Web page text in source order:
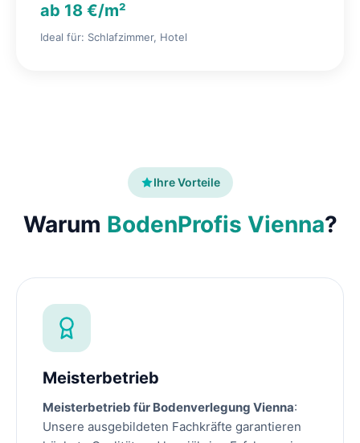
ab 18 €/m²
Ideal für: Schlafzimmer, Hotel
Ihre Vorteile
Warum BodenProfis Vienna?
Meisterbetrieb
Meisterbetrieb für Bodenverlegung Vienna:
Unsere ausgebildeten Fachkräfte garantieren